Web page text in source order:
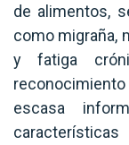
de alimentos,
como migraña,
y fatiga
escasa